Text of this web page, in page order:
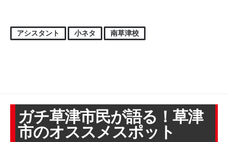
アシスタント 小ネタ 南草津校
ガチ草津市民が語る！草津
市のオススメスポット